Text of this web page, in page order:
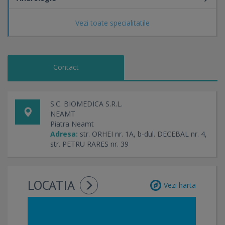
Vezi toate specialitatile
Contact
S.C. BIOMEDICA S.R.L.
NEAMT
Piatra Neamt
Adresa: str. ORHEI nr. 1A, b-dul. DECEBAL nr. 4,
str. PETRU RARES nr. 39
LOCATIA Vezi harta